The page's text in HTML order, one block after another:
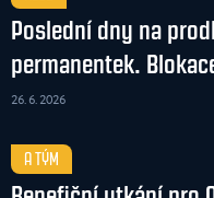
Poslední dny na
permanentek.
26. 6. 2026
A TÝM